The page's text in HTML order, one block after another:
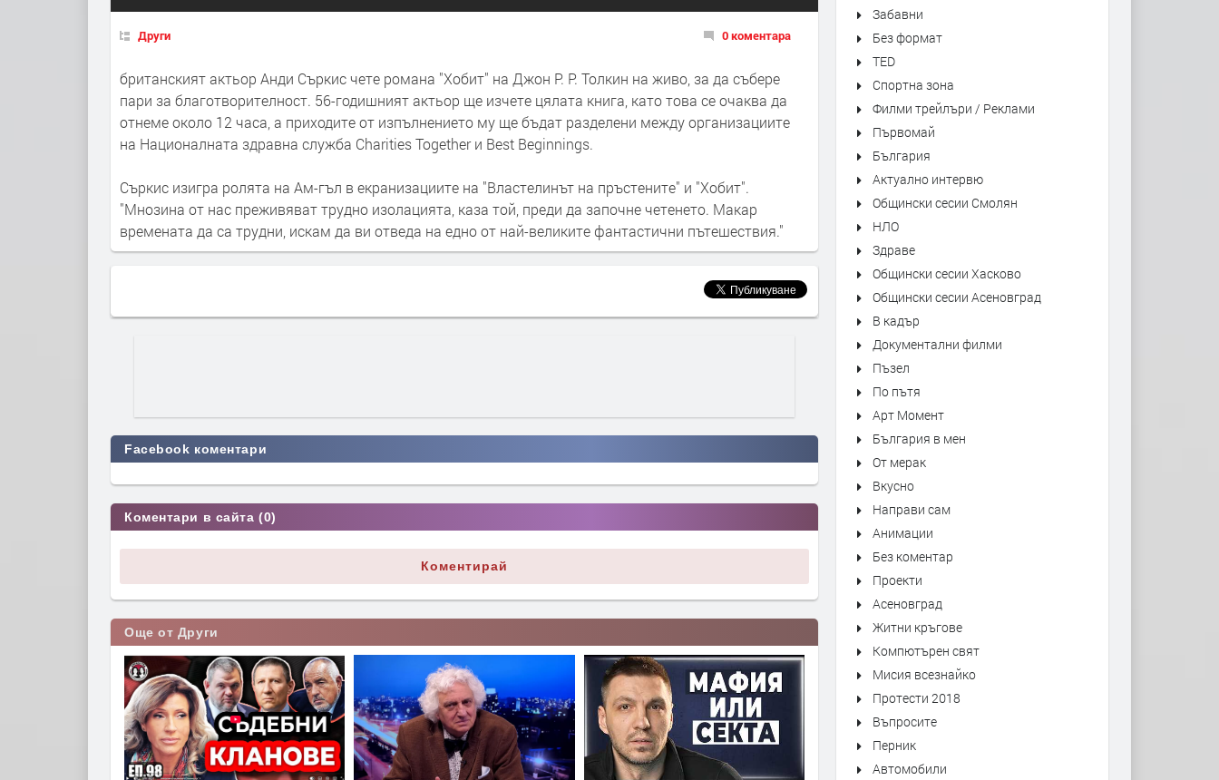
Други 0 коментара
британският актьор Анди Съркис чете романа "Хобит" на Джон Р. Р. Толкин на живо, за да събере
пари за благотворителност. 56-годишният актьор ще изчете цялата книга, като това се очаква да
отнеме около 12 часа, а приходите от изпълнението му ще бъдат разделени между организациите
на Националната здравна служба Charities Together и Best Beginnings.
Съркис изигра ролята на Ам-гъл в екранизациите на "Властелинът на пръстените" и "Хобит".
"Мнозина от нас преживяват трудно изолацията, каза той, преди да започне четенето. Макар
времената да са трудни, искам да ви отведа на едно от най-великите фантастични пътешествия."
Facebook коментари
Коментари в сайта (0)
Коментирай
Още от Други
Забавни
Без формат
TED
Спортна зона
Филми трейлъри / Реклами
Първомай
България
Актуално интервю
Общински сесии Смолян
НЛО
Здраве
Общински сесии Хасково
Общински сесии Асеновград
В кадър
Документални филми
Пъзел
По пътя
Арт Момент
България в мен
От мерак
Вкусно
Направи сам
Анимации
Без коментар
Проекти
Асеновград
Житни кръгове
Компютърен свят
Мисия всезнайко
Протести 2018
Въпросите
Перник
Автомобили